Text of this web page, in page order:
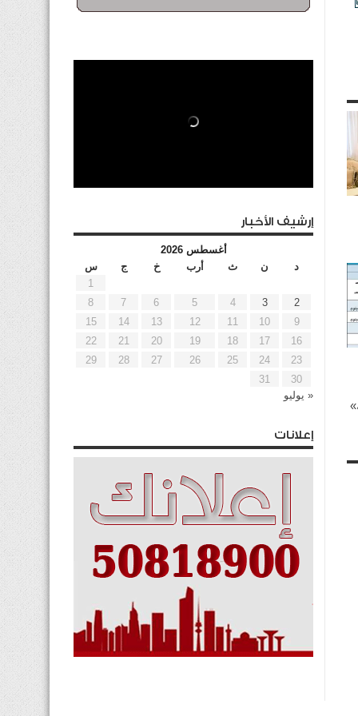
إرشيف الأخبار
أغسطس 2026
د
ن ث أرب خ ج
س
1
2
3
4
5
6
7
8
9
10
11
12
13
14
15
16
17
18
19
20
21
22
23
24
25
26
27
28
29
30
31
« يوليو
إعلانات